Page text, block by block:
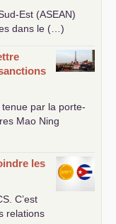
Est (ASEAN)
dans le (…)
par la porte-
Mao Ning
les
. C’est
relations